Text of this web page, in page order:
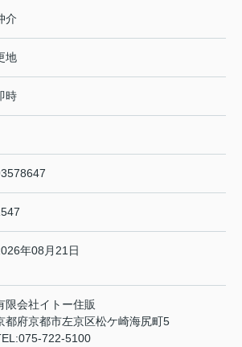
介
地
時
年08月21日
限会社イトー住販
都府京都市左京区松ケ崎海尻町5
075-722-5100